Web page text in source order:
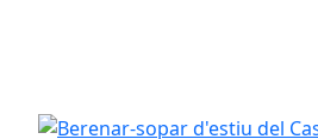
Berenar-sopar d'estiu del Casal